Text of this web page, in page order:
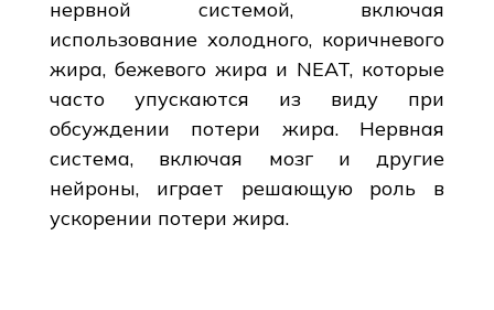
нервной системой, включая
использование холодного, коричневого
жира, бежевого жира и NEAT, которые
часто упускаются из виду при
обсуждении потери жира. Нервная
система, включая мозг и другие
нейроны, играет решающую роль в
ускорении потери жира.